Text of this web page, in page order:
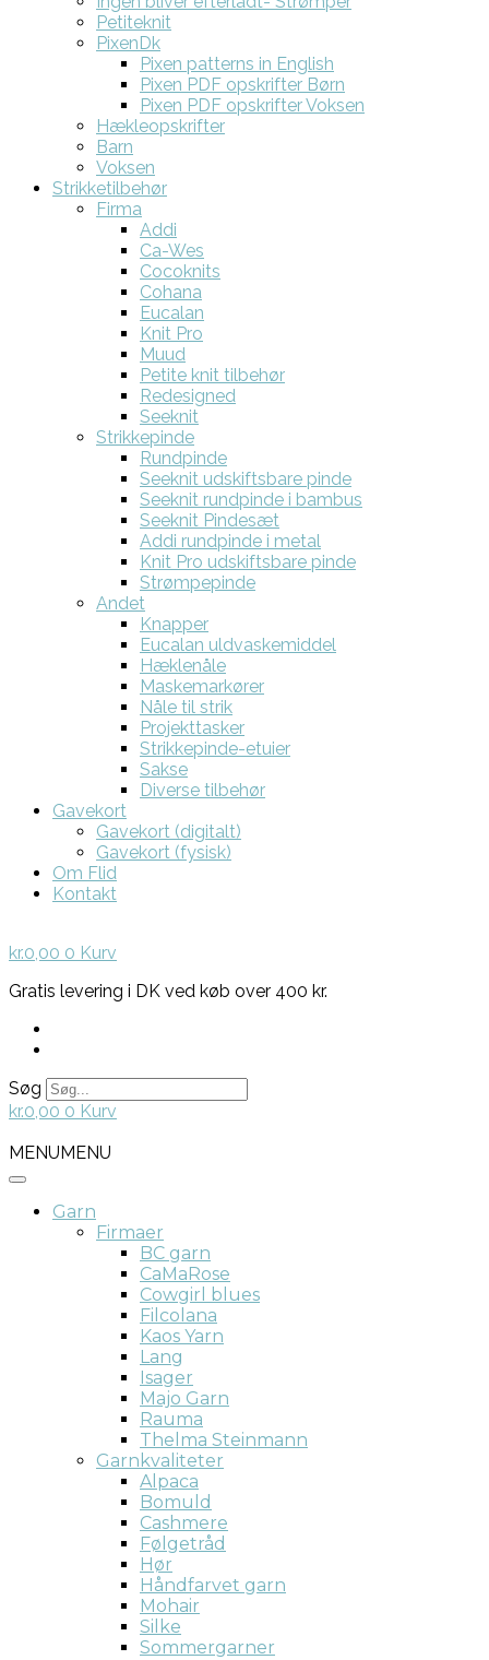
Petiteknit
PixenDk
Pixen patterns in English
Pixen PDF opskrifter Børn
Pixen PDF opskrifter Voksen
Hækleopskrifter
Barn
Voksen
Strikketilbehør
Firma
Addi
Ca-Wes
Cocoknits
Cohana
Eucalan
Knit Pro
Muud
Petite knit tilbehør
Redesigned
Seeknit
Strikkepinde
Rundpinde
Seeknit udskiftsbare pinde
Seeknit rundpinde i bambus
Seeknit Pindesæt
Addi rundpinde i metal
Knit Pro udskiftsbare pinde
Strømpepinde
Andet
Knapper
Eucalan uldvaskemiddel
Hæklenåle
Maskemarkører
Nåle til strik
Projekttasker
Strikkepinde-etuier
Sakse
Diverse tilbehør
Gavekort
Gavekort (digitalt)
Gavekort (fysisk)
Om Flid
Kontakt
kr.0,00 0 Kurv
Gratis levering i DK ved køb over 400 kr.
Søg
kr.0,00 0 Kurv
MENUMENU
Garn
Firmaer
BC garn
CaMaRose
Cowgirl blues
Filcolana
Kaos Yarn
Lang
Isager
Majo Garn
Rauma
Thelma Steinmann
Garnkvaliteter
Alpaca
Bomuld
Cashmere
Følgetråd
Hør
Håndfarvet garn
Mohair
Silke
Sommergarner